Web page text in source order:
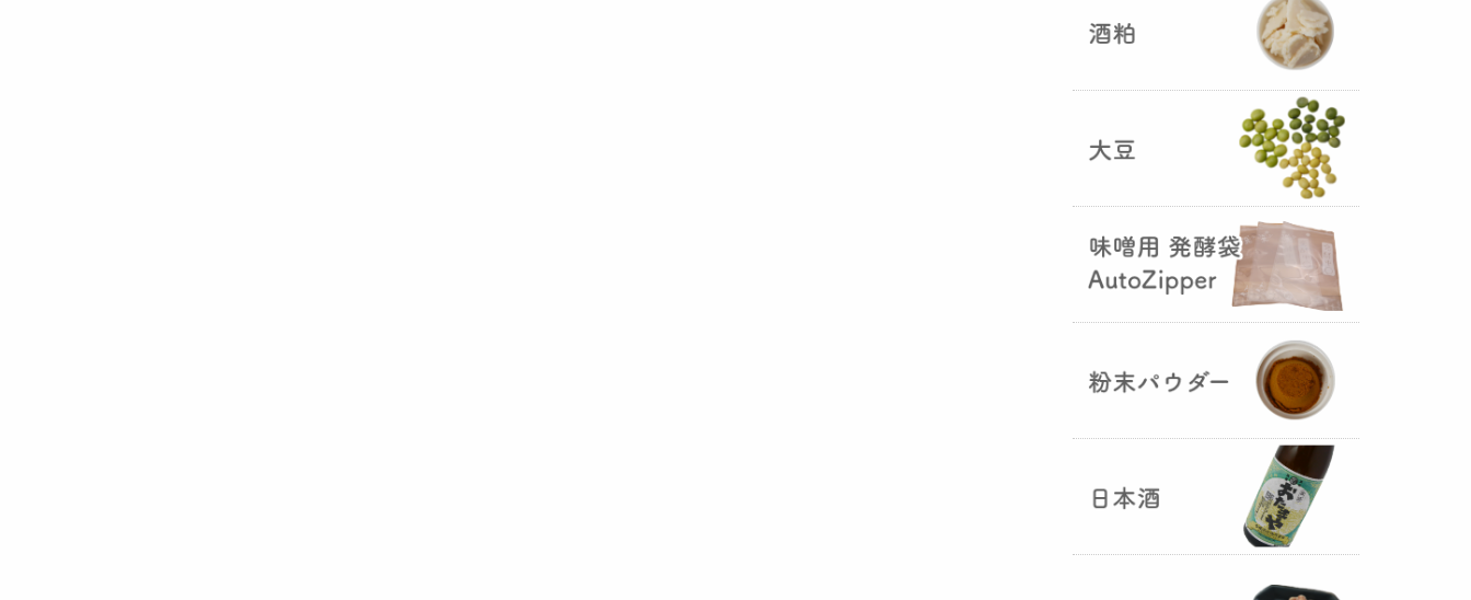
5つの素材だけで出来た辛味
おたまやジャ
』が登場しました！そのままで
も、薬味や調味料を足しても利用
できます。
（2025年02月
国産（熊本産）の大麦に白麹菌を
つけて丁寧に培養して『大麦白
』が完成しました！大麦麹から